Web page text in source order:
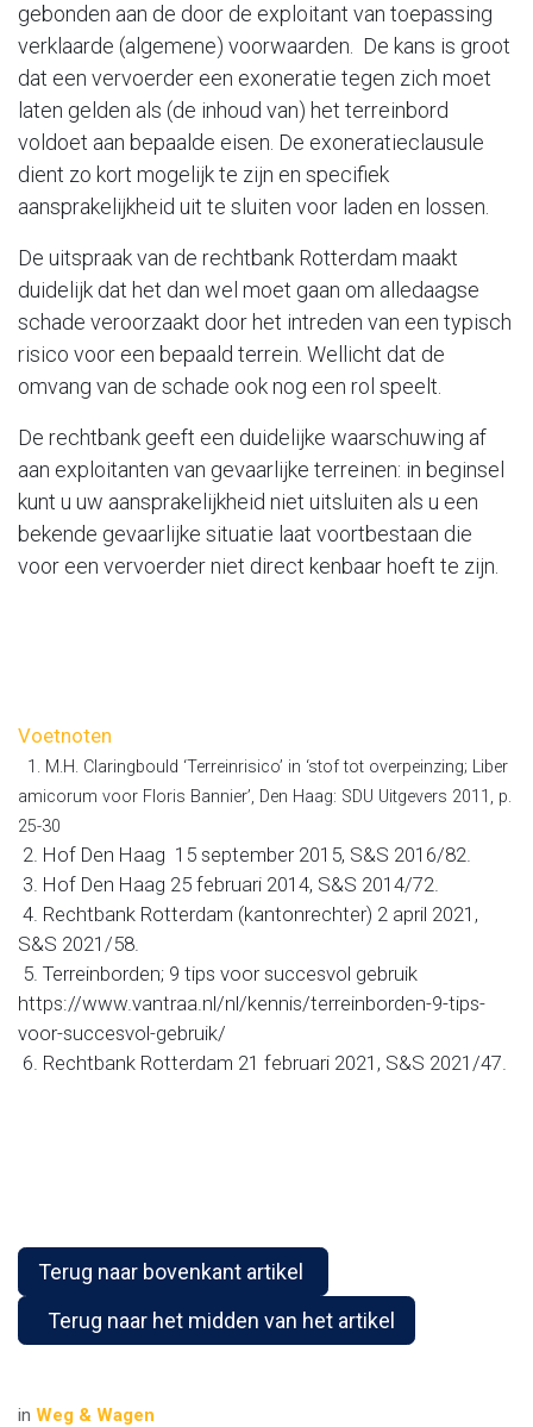
gebonden aan de door de exploitant van toepassing
verklaarde (algemene) voorwaarden. De kans is groot
dat een vervoerder een exoneratie tegen zich moet
laten gelden als (de inhoud van) het terreinbord
voldoet aan bepaalde eisen. De exoneratieclausule
dient zo kort mogelijk te zijn en specifiek
aansprakelijkheid uit te sluiten voor laden en lossen.
De uitspraak van de rechtbank Rotterdam maakt
duidelijk dat het dan wel moet gaan om alledaagse
schade veroorzaakt door het intreden van een typisch
risico voor een bepaald terrein. Wellicht dat de
omvang van de schade ook nog een rol speelt.
De rechtbank geeft een duidelijke waarschuwing af
aan exploitanten van gevaarlijke terreinen: in beginsel
kunt u uw aansprakelijkheid niet uitsluiten als u een
bekende gevaarlijke situatie laat voortbestaan die
voor een vervoerder niet direct kenbaar hoeft te zijn.
Voetnoten
1. M.H. Claringbould ‘Terreinrisico’ in ‘stof tot overpeinzing; Liber
amicorum voor Floris Bannier’, Den Haag: SDU Uitgevers 2011, p.
25-30
2. Hof Den Haag 15 september 2015, S&S 2016/82.
3. Hof Den Haag 25 februari 2014, S&S 2014/72.
4. Rechtbank Rotterdam (kantonrechter) 2 april 2021,
S&S 2021/58.
5. Terreinborden; 9 tips voor succesvol gebruik
https://www.vantraa.nl/nl/kennis/terreinborden-9-tips-
voor-succesvol-gebruik/
6. Rechtbank Rotterdam 21 februari 2021, S&S 2021/47.
Terug naar bovenkant artikel
Terug naar het midden van het artikel
in Weg & Wagen